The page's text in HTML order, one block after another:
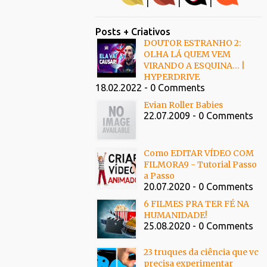
Posts + Criativos
DOUTOR ESTRANHO 2:
OLHA LÁ QUEM VEM
VIRANDO A ESQUINA… |
HYPERDRIVE
18.02.2022 - 0 Comments
Evian Roller Babies
22.07.2009 - 0 Comments
Como EDITAR VÍDEO COM
FILMORA9 - Tutorial Passo
a Passo
20.07.2020 - 0 Comments
6 FILMES PRA TER FÉ NA
HUMANIDADE!
25.08.2020 - 0 Comments
23 truques da ciência que vc
precisa experimentar